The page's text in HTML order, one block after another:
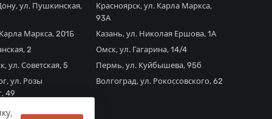
ул. Пушкинская,
Маркса, 201Б
2
ул. Советская, 5
ул. Розы
49
Красноярск, ул. Карла Маркса,
93А
Казань, ул. Николая Ершова, 1А
Омск, ул. Гагарина, 14/4
Пермь, ул. Куйбышева, 95б
Волгоград, ул. Рокоссовского, 62